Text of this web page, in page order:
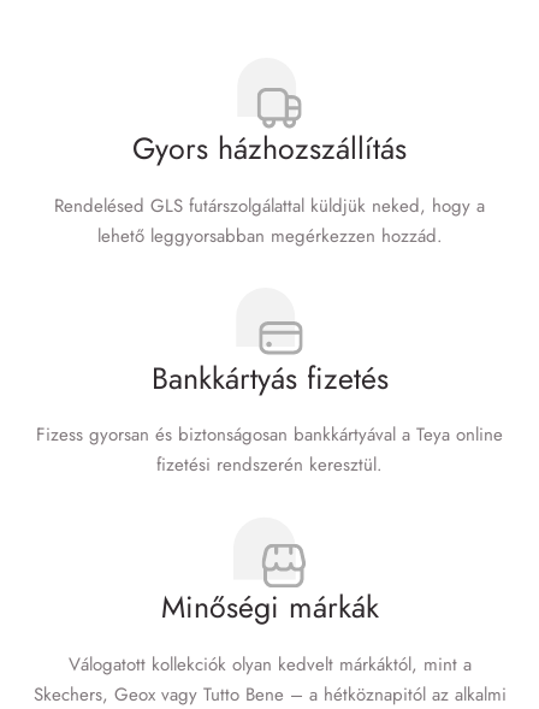
Gyors házhozszállítás
Rendelésed GLS futár­szolgálattal küldjük neked, hogy a
lehető leggyorsabban megérkezzen hozzád.
Bankkártyás fizetés
Fizess gyorsan és biztonságosan bankkártyával a Teya online
fizetési rendszerén keresztül.
Minőségi márkák
Válogatott kollekciók olyan kedvelt márkáktól, mint a
Skechers, Geox vagy Tutto Bene – a hétköznapitól az alkalmi